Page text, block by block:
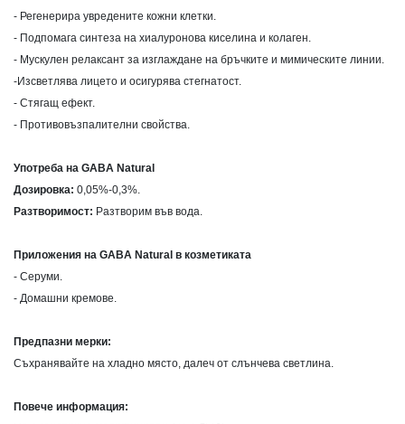
- Регенерира увредените кожни клетки.
- Подпомага синтеза на хиалуронова киселина и колаген.
- Мускулен релаксант за изглаждане на бръчките и мимическите линии.
-Изсветлява лицето и осигурява стегнатост.
- Стягащ ефект.
- Противовъзпалителни свойства.
Употреба на GABA Natural
Дозировка: 0,05%-0,3%.
Разтворимост: Разтворим във вода.
Приложения на GABA Natural в козметиката
- Серуми.
- Домашни кремове.
Предпазни мерки:
Съхранявайте на хладно място, далеч от слънчева светлина.
Повече информация: